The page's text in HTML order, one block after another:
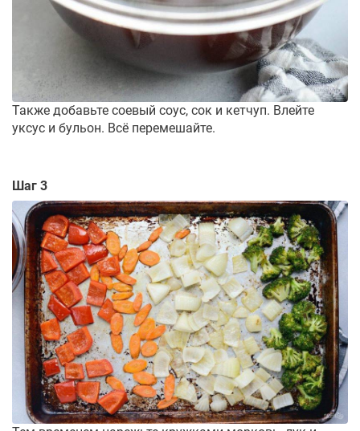
Также добавьте соевый соус, сок и кетчуп. Влейте
уксус и бульон. Всё перемешайте.
Шаг 3